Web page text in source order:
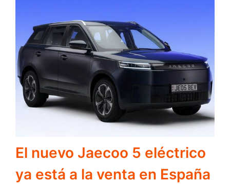
El nuevo Jaecoo 5 eléctrico
ya está a la venta en España